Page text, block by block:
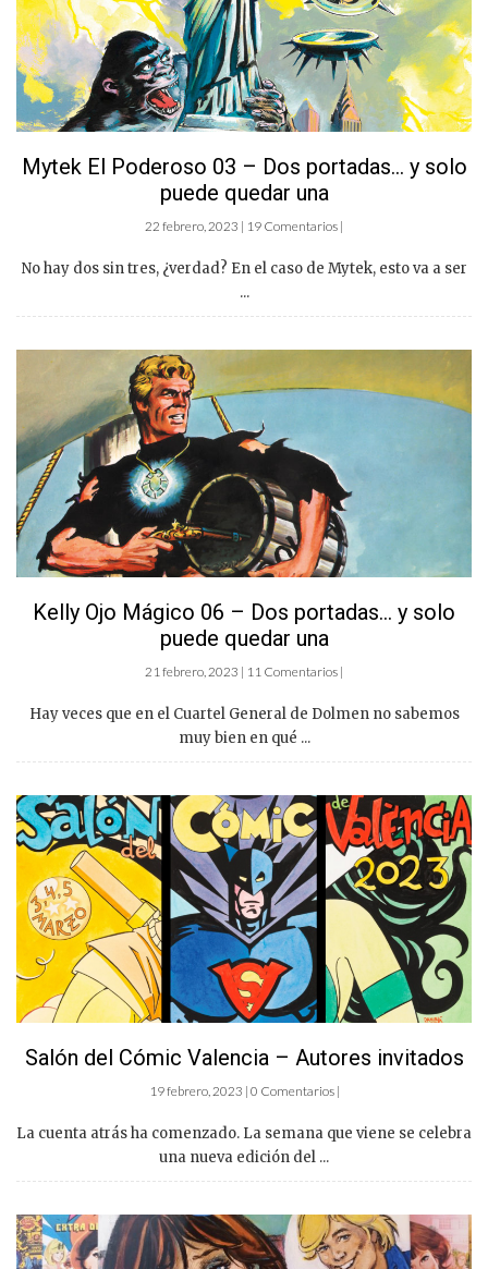
Mytek El Poderoso 03 – Dos portadas… y solo
puede quedar una
22 febrero, 2023 | 19 Comentarios |
No hay dos sin tres, ¿verdad? En el caso de Mytek, esto va a ser
...
Kelly Ojo Mágico 06 – Dos portadas… y solo
puede quedar una
21 febrero, 2023 | 11 Comentarios |
Hay veces que en el Cuartel General de Dolmen no sabemos
muy bien en qué ...
Salón del Cómic Valencia – Autores invitados
19 febrero, 2023 | 0 Comentarios |
La cuenta atrás ha comenzado. La semana que viene se celebra
una nueva edición del ...